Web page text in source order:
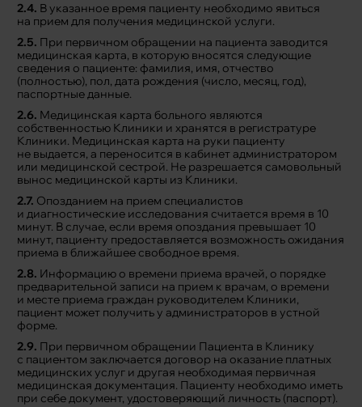
2.4. В указанное время пациенту необходимо явиться
на прием для получения медицинской услуги.
2.5. При первичном обращении на пациента заводится
медицинская карта, в которую вносятся следующие
сведения о пациенте: фамилия, имя, отчество
(полностью), пол, дата рождения (число, месяц, год),
паспортные данные.
2.6. Медицинская карта больного являются
собственностью Клиники и хранятся в регистратуре
Клиники. Медицинская карта на руки пациенту
не выдается, а переносится в кабинет администратором
или медицинской сестрой. Не разрешается самовольный
вынос медицинской карты из Клиники.
2.7. Опозданием на прием специалистов
и диагностические исследования считается время в 10
минут. В случае, если время опоздания превышает 10
минут, пациенту предоставляется возможность ожидания
приема в ближайшее свободное время.
2.8. Информацию о времени приема врачей, о порядке
предварительной записи на прием к врачам, о времени
и месте приема граждан руководителем Клиники,
пациент может получить у администраторов в устной
форме.
2.9. При первичном обращении Пациента в Клинику
с пациентом заключается договор на оказание платных
медицинских услуг и другая необходимая первичная
медицинская документация. Пациенту необходимо иметь
при себе документ, удостоверяющий личность (паспорт).